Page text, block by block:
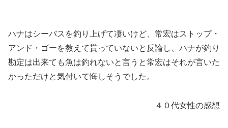
ハナはシーバスを釣り上げて凄いけど、常宏はストップ・
アンド・ゴーを教えて貰っていないと反論し、ハナが釣り
勘定は出来ても魚は釣れないと言うと常宏はそれが言いた
かっただけと気付いて悔しそうでした。
４０代女性の感想